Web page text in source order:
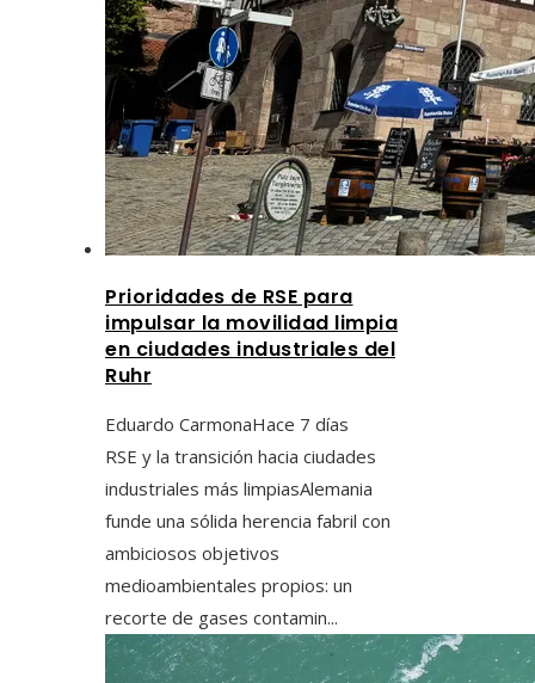
Prioridades de RSE para
impulsar la movilidad limpia
en ciudades industriales del
Ruhr
Eduardo CarmonaHace 7 días
RSE y la transición hacia ciudades
industriales más limpiasAlemania
funde una sólida herencia fabril con
ambiciosos objetivos
medioambientales propios: un
recorte de gases contamin...